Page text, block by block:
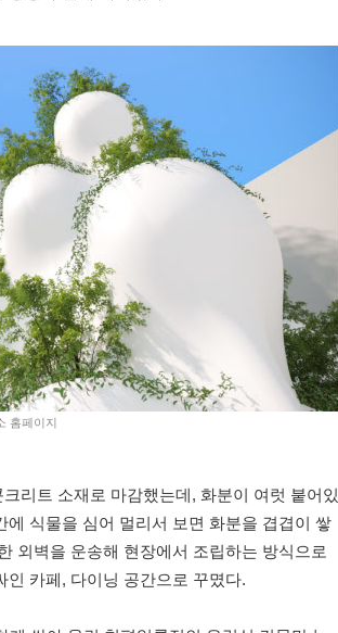
홈페이지
리트 소재로 마감했는데, 화분이 여럿 붙어있
식물을 심어 멀리서 보면 화분을 겹겹이 쌓
외벽을 운송해 현장에서 조립하는 방식으로
카페, 다이닝 공간으로 꾸몄다.